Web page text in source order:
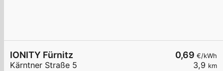
0,69 €/kWh
3,9 km
IONITY Fürnitz
Kärntner Straße 5